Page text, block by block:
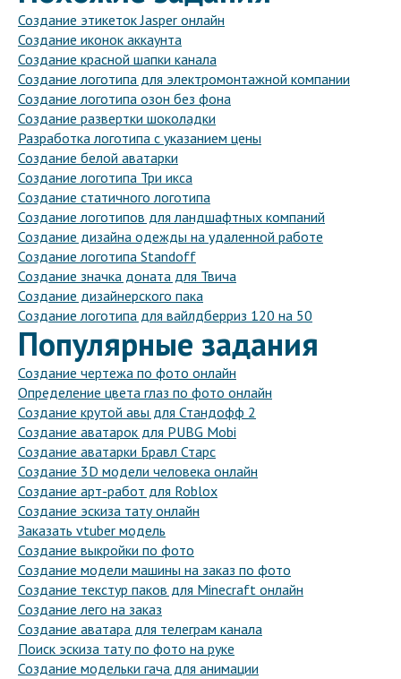
Создание этикеток Jasper онлайн
Создание иконок аккаунта
Создание красной шапки канала
Создание логотипа для электромонтажной компании
Создание логотипа озон без фона
Создание развертки шоколадки
Разработка логотипа с указанием цены
Создание белой аватарки
Создание логотипа Три икса
Создание статичного логотипа
Создание логотипов для ландшафтных компаний
Создание дизайна одежды на удаленной работе
Создание логотипа Standoff
Создание значка доната для Твича
Создание дизайнерского пака
Создание логотипа для вайлдберриз 120 на 50
Популярные задания
Создание чертежа по фото онлайн
Определение цвета глаз по фото онлайн
Создание крутой авы для Стандофф 2
Создание аватарок для PUBG Mobi
Создание аватарки Бравл Старс
Создание 3D модели человека онлайн
Создание арт-работ для Roblox
Создание эскиза тату онлайн
Заказать vtuber модель
Создание выкройки по фото
Создание модели машины на заказ по фото
Создание текстур паков для Minecraft онлайн
Создание лего на заказ
Создание аватара для телеграм канала
Поиск эскиза тату по фото на руке
Создание модельки гача для анимации